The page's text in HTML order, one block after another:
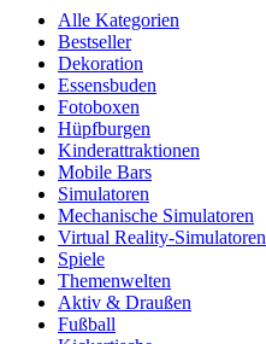
Alle Kategorien
Bestseller
Dekoration
Essensbuden
Fotoboxen
Hüpfburgen
Kinderattraktionen
Mobile Bars
Simulatoren
Mechanische Simulatoren
Virtual Reality-Simulatoren
Spiele
Themenwelten
Aktiv & Draußen
Fußball